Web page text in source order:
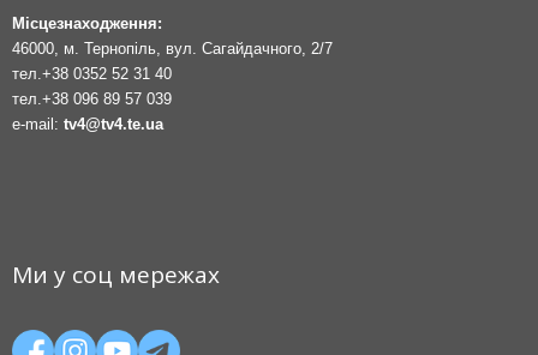
Місцезнаходження:
46000, м. Тернопіль, вул. Сагайдачного, 2/7
тел. +38 0352 52 31 40
тел. +38 096 89 57 039
e-mail: tv4@tv4.te.ua
Ми у соц мережах